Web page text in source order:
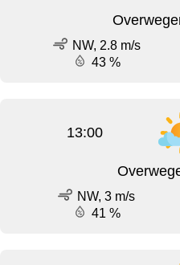
NW, 2.8 m/s
43 %
13:00
NW, 3 m/s
41 %